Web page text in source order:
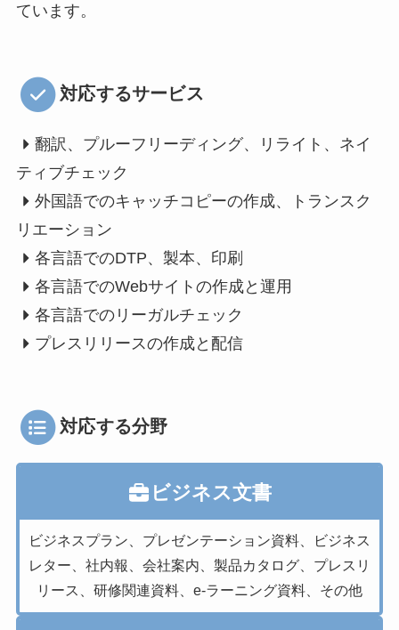
ています。
対応するサービス
翻訳、プルーフリーディング、リライト、ネイ
ティブチェック
外国語でのキャッチコピーの作成、トランスク
リエーション
各言語でのDTP、製本、印刷
各言語でのWebサイトの作成と運用
各言語でのリーガルチェック
プレスリリースの作成と配信
対応する分野
ビジネス文書
ビジネスプラン、プレゼンテーション資料、ビジネス
レター、社内報、会社案内、製品カタログ、プレスリ
リース、研修関連資料、e-ラーニング資料、その他